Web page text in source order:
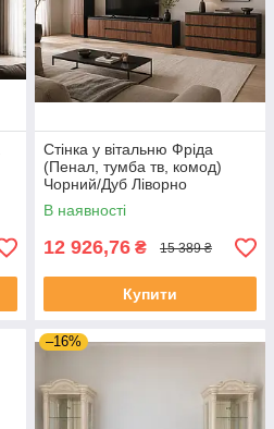
Стінка у вітальню Фріда
(Пенал, тумба тв, комод)
Чорний/Дуб Ліворно
В наявності
12 926,76 ₴ 15 389 ₴
Купити
–16%